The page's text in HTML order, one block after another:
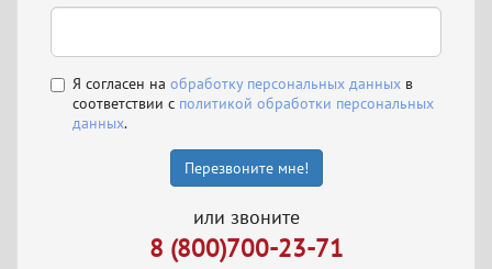
Я согласен на обработку персональных данных в
соответствии с политикой обработки персональных
данных.
Перезвоните мне!
или звоните
8 (800)700-23-71